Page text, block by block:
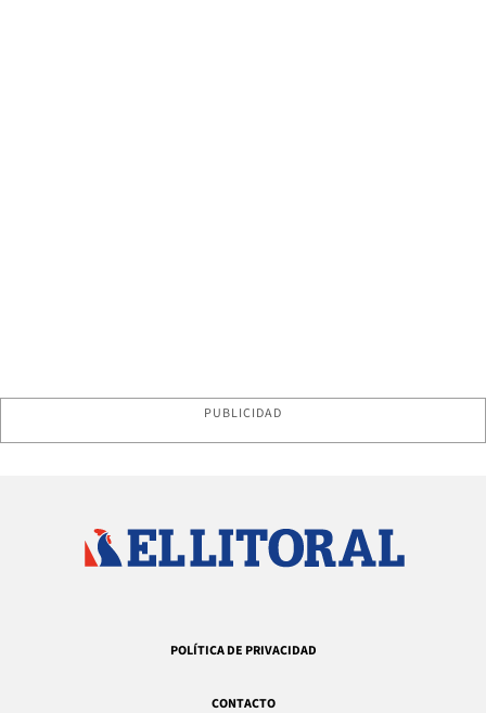
PUBLICIDAD
POLÍTICA DE PRIVACIDAD
CONTACTO